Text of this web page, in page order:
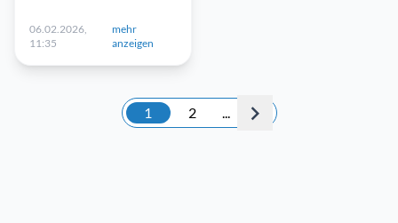
06.02.2026,
11:35
mehr
anzeigen
1 2 ...